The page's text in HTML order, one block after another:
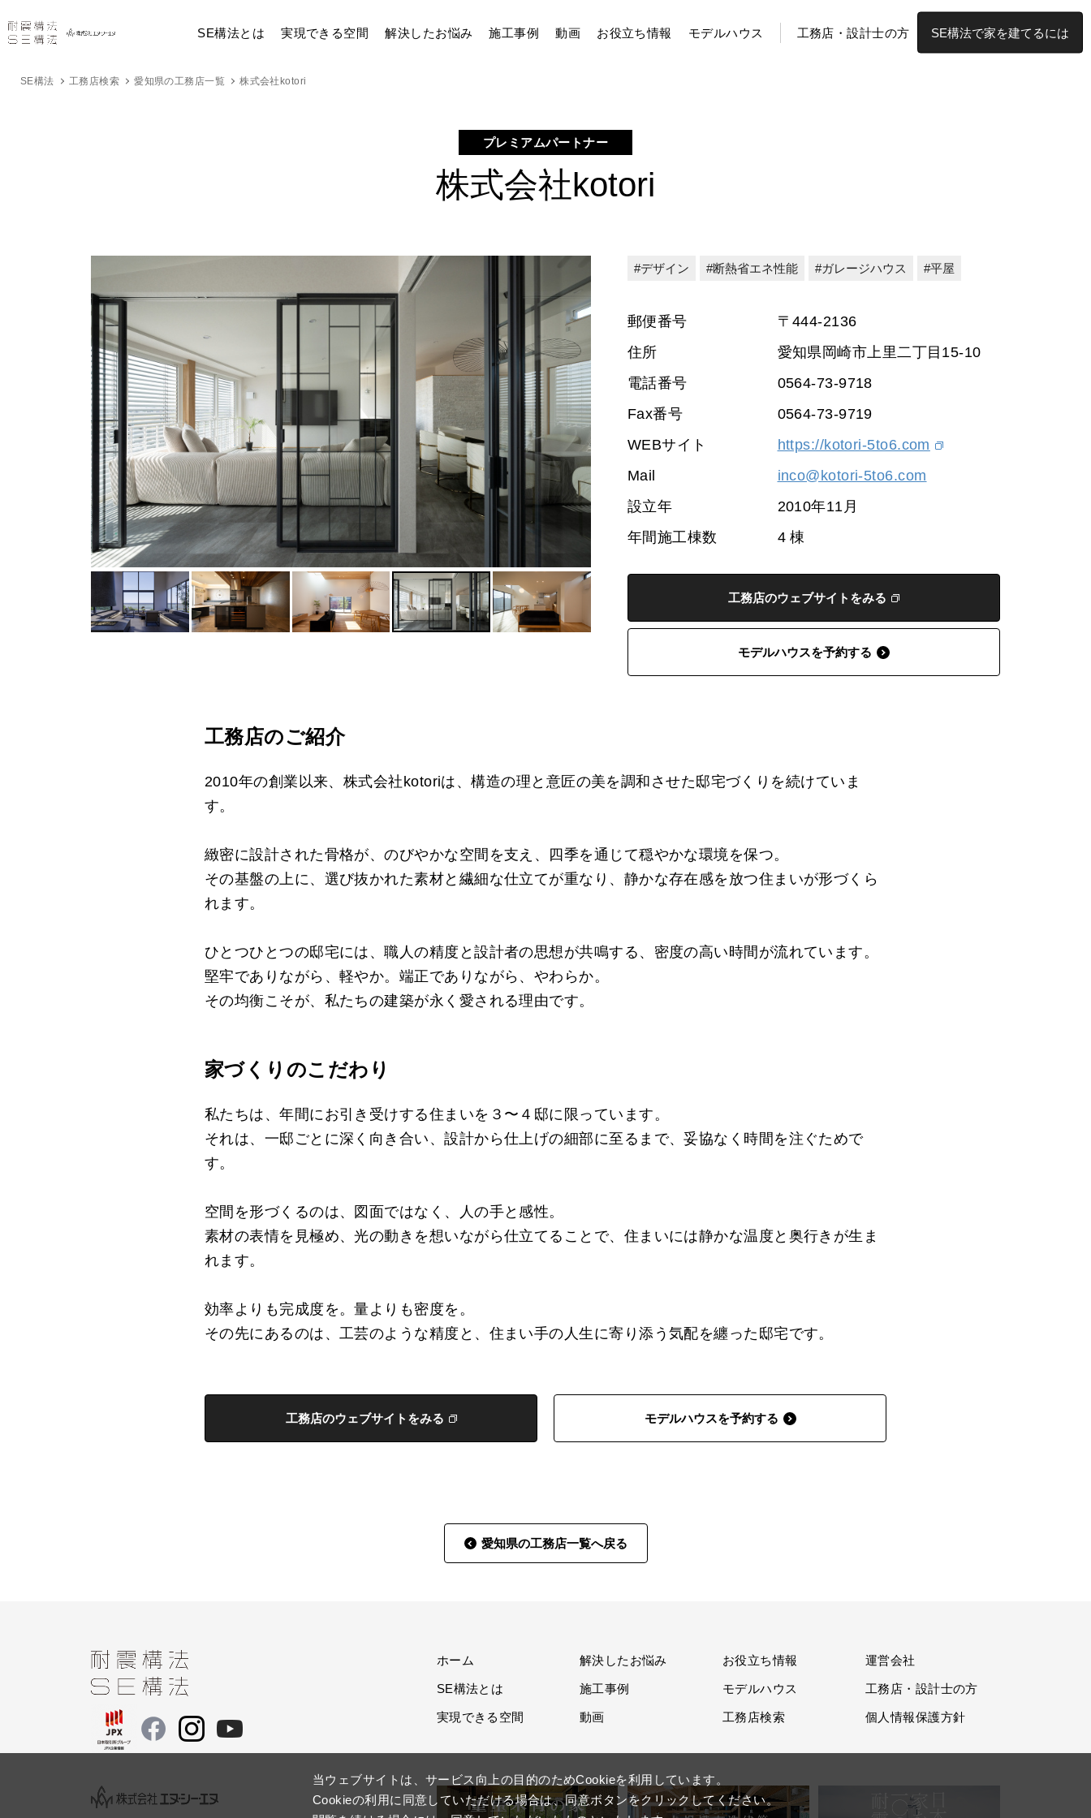
当ウェブサイトは、サービス向上の目的のためCookieを利用しています。
Cookieの利用に同意していただける場合は、同意ボタンをクリックしてください。
SE構法とは 実現できる空間 解決したお悩み 施工事例 動画 お役立ち情報 モデルハウス 工務店・設計士の方 SE構法で家を建てるには
SE構法 工務店検索 愛知県の工務店一覧 株式会社kotori
プレミアムパートナー
株式会社kotori
デザイン 断熱省エネ性能 ガレージハウス 平屋
郵便番号
〒444-2136
住所
愛知県岡崎市上里二丁目15-10
電話番号
0564-73-9718
Fax番号
0564-73-9719
WEBサイト
https://kotori-5to6.com
Mail
inco@kotori-5to6.com
設立年
2010年11月
年間施工棟数
4 棟
工務店のウェブサイトをみる
モデルハウスを予約する
工務店のご紹介
2010年の創業以来、株式会社kotoriは、構造の理と意匠の美を調和させた邸宅づくりを続けていま
す。
緻密に設計された骨格が、のびやかな空間を支え、四季を通じて穏やかな環境を保つ。
その基盤の上に、選び抜かれた素材と繊細な仕立てが重なり、静かな存在感を放つ住まいが形づくら
れます。
ひとつひとつの邸宅には、職人の精度と設計者の思想が共鳴する、密度の高い時間が流れています。
堅牢でありながら、軽やか。端正でありながら、やわらか。
その均衡こそが、私たちの建築が永く愛される理由です。
家づくりのこだわり
私たちは、年間にお引き受けする住まいを３〜４邸に限っています。
それは、一邸ごとに深く向き合い、設計から仕上げの細部に至るまで、妥協なく時間を注ぐためで
す。
空間を形づくるのは、図面ではなく、人の手と感性。
素材の表情を見極め、光の動きを想いながら仕立てることで、住まいには静かな温度と奥行きが生ま
れます。
効率よりも完成度を。量よりも密度を。
その先にあるのは、工芸のような精度と、住まい手の人生に寄り添う気配を纏った邸宅です。
工務店のウェブサイトをみる モデルハウスを予約する
愛知県の工務店一覧へ戻る
ホーム 解決したお悩み お役立ち情報 運営会社
SE構法とは 施工事例 モデルハウス 工務店・設計士の方
実現できる空間 動画 工務店検索 個人情報保護方針